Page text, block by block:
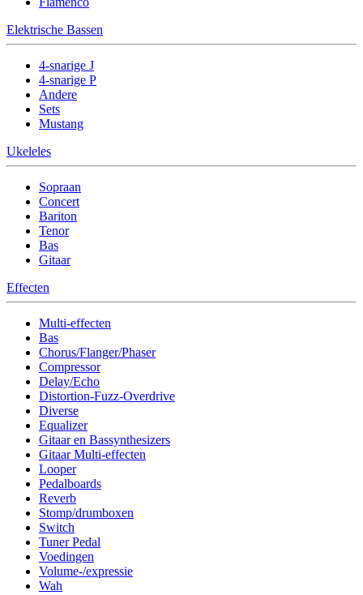
Elektrische Bassen
4-snarige J
4-snarige P
Andere
Sets
Mustang
Ukeleles
Sopraan
Concert
Bariton
Tenor
Bas
Gitaar
Effecten
Multi-effecten
Bas
Chorus/Flanger/Phaser
Compressor
Delay/Echo
Distortion-Fuzz-Overdrive
Diverse
Equalizer
Gitaar en Bassynthesizers
Gitaar Multi-effecten
Looper
Pedalboards
Reverb
Stomp/drumboxen
Switch
Tuner Pedal
Voedingen
Volume-/expressie
Wah